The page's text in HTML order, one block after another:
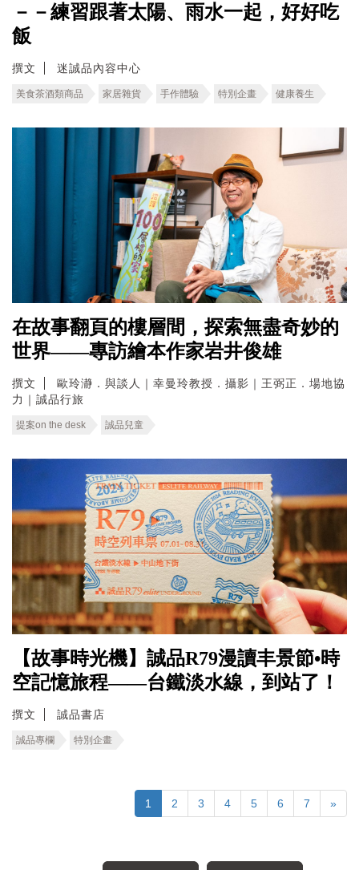
－－練習跟著太陽、雨水一起，好好吃
飯
撰文 迷誠品內容中心
美食茶酒類商品 家居雜貨 手作體驗 特別企畫 健康養生
在故事翻頁的樓層間，探索無盡奇妙的
世界——專訪繪本作家岩井俊雄
撰文
歐玲瀞．與談人｜幸曼玲教授．攝影｜王弼正．場地協
力｜誠品行旅
提案on the desk 誠品兒童
【故事時光機】誠品R79漫讀丰景節•時
空記憶旅程――台鐵淡水線，到站了！
撰文 誠品書店
誠品專欄 特別企畫
1 2 3 4 5 6 7 »